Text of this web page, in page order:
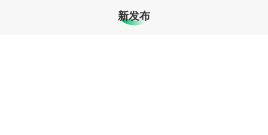
新发布